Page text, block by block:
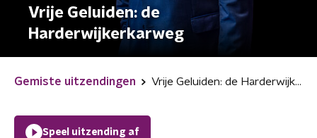
Vrije Geluiden: de
Harderwijkerkarweg
Gemiste uitzendingen Vrije Geluiden: de Harderwijkerkarweg
Speel uitzending af